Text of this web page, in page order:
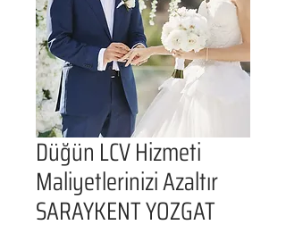
Düğün LCV Hizmeti
Maliyetlerinizi Azaltır
SARAYKENT YOZGAT